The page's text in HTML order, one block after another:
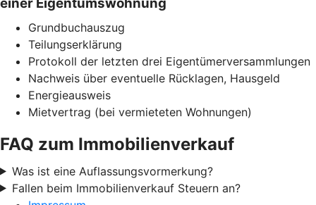
Grundbuchauszug
Teilungserklärung
Protokoll der letzten drei Eigentümerversammlungen
Nachweis über eventuelle Rücklagen, Hausgeld
Energieausweis
Mietvertrag (bei vermieteten Wohnungen)
FAQ zum Immobilienverkauf
Was ist eine Auflassungsvormerkung?
Fallen beim Immobilienverkauf Steuern an?